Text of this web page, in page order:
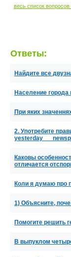
весь список вопросов
Ответы:
Найдите все
Население
При яких
2. Употребите
yesterday __
Каковы
отличается
Коли я думаю про
1) Объясните,
Помогите решить
В выпуклом